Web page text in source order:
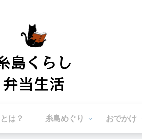
は？ 糸島めぐり おでかけ